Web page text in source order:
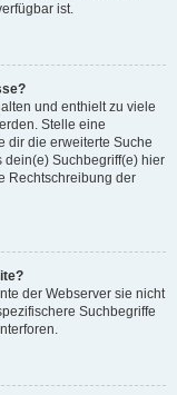
ist.
und enthielt zu viele
Stelle eine
dir die erweiterte Suche
dein(e) Suchbegriff(e) hier
Rechtschreibung der
der Webserver sie nicht
Suchbegriffe